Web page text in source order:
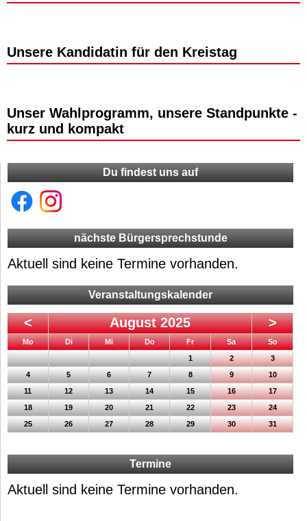
Unsere Kandidatin für den Kreistag
Unser Wahlprogramm, unsere Standpunkte -
kurz und kompakt
Du findest uns auf
nächste Bürgersprechstunde
Aktuell sind keine Termine vorhanden.
Veranstaltungskalender
< August 2025 >
Montag Dienstag Mittwoch DonnerstagFreitag Samstag Sonntag
1 2
3
4
5 6 7 8 9
10
11
12 13 14 15 16
17
18
19 20 21 22 23
24
25
26 27 28 29 30 31
Termine
Aktuell sind keine Termine vorhanden.